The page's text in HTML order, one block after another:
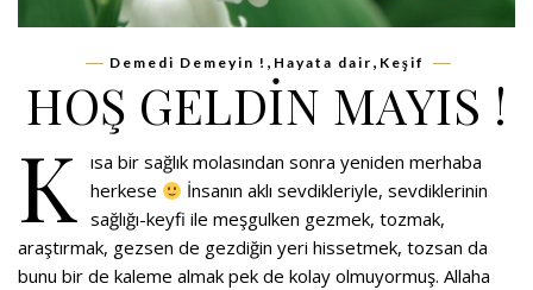
Demedi Demeyin ! , Hayata dair , Keşif
HOŞ GELDİN MAYIS !
K ısa bir sağlık molasından sonra yeniden merhaba
herkese
İnsanın aklı sevdikleriyle, sevdiklerinin
sağlığı-keyfi ile meşgulken gezmek, tozmak,
araştırmak, gezsen de gezdiğin yeri hissetmek, tozsan da
bunu bir de kaleme almak pek de kolay olmuyormuş. Allaha